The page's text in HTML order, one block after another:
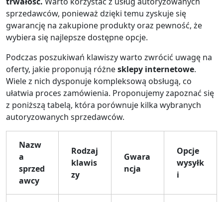
sprzedawców, ponieważ dzięki temu zyskuje się
gwarancję na zakupione produkty oraz pewność, że
wybiera się najlepsze dostępne opcje.
Podczas poszukiwań klawiszy warto zwrócić uwagę na
oferty, jakie proponują różnesklepy internetowe.
Wiele z nich dysponuje kompleksową obsługą, co
ułatwia proces zamówienia. Proponujemy zapoznać się
z poniższą tabelą, która porównuje kilka wybranych
autoryzowanych sprzedawców.
Nazw
a
sprzed
awcy
Rodzaj
klawis
zy
Gwara
ncja
Opcje
wysyłk
i